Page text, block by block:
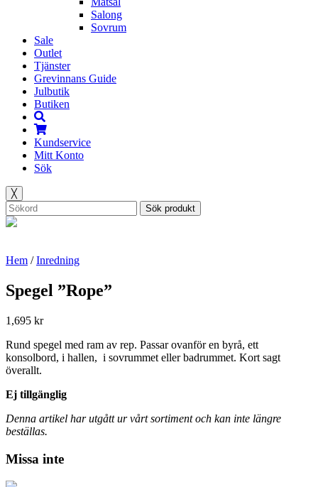
Salong
Sovrum
Sale
Outlet
Tjänster
Grevinnans Guide
Julbutik
Butiken
Kundservice
Mitt Konto
Sök
╳
Sök produkt
Hem /Inredning
Spegel ”Rope”
1,695 kr
Rund spegel med ram av rep. Passar ovanför en byrå, ett
konsolbord, i hallen, i sovrummet eller badrummet. Kort sagt
överallt.
Ej tillgänglig
Denna artikel har utgått ur vårt sortiment och kan inte längre
beställas.
Missa inte